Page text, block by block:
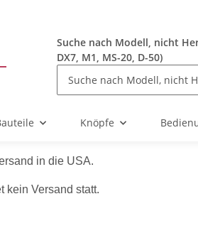
Suche nach Modell, nicht
DX7, M1, MS-20, D-50)
Knöpfe
in die USA.
kein Versand statt.